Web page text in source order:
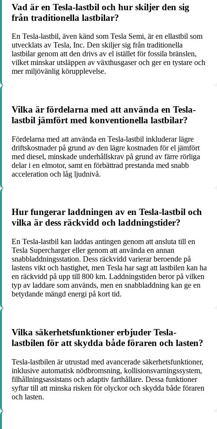
Vad är en Tesla-lastbil och hur skiljer den sig
från traditionella lastbilar?
En Tesla-lastbil, även känd som Tesla Semi, är en ellastbil som
utvecklats av Tesla, Inc. Den skiljer sig från traditionella
lastbilar genom att den drivs av el istället för fossila bränslen,
vilket minskar utsläppen av växthusgaser och ger en tystare och
mer miljövänlig körupplevelse.
Vilka är fördelarna med att använda en Tesla-
lastbil jämfört med konventionella lastbilar?
Fördelarna med att använda en Tesla-lastbil inkluderar lägre
driftskostnader på grund av den lägre kostnaden för el jämfört
med diesel, minskade underhållskrav på grund av färre rörliga
delar i en elmotor, samt en förbättrad prestanda med snabb
acceleration och låg ljudnivå.
Hur fungerar laddningen av en Tesla-lastbil och
vilka är dess räckvidd och laddningstider?
En Tesla-lastbil kan laddas antingen genom att ansluta till en
Tesla Supercharger eller genom att använda en annan
snabbladdningsstation. Dess räckvidd varierar beroende på
lastens vikt och hastighet, men Tesla har sagt att lastbilen kan ha
en räckvidd på upp till 800 km. Laddningstiden beror på vilken
typ av laddare som används, men en snabbladdning kan ge en
betydande mängd energi på kort tid.
Vilka säkerhetsfunktioner erbjuder Tesla-
lastbilen för att skydda både föraren och lasten?
Tesla-lastbilen är utrustad med avancerade säkerhetsfunktioner,
inklusive automatisk nödbromsning, kollisionsvarningssystem,
filhållningsassistans och adaptiv farthållare. Dessa funktioner
syftar till att minska risken för olyckor och skydda både föraren
och lasten.